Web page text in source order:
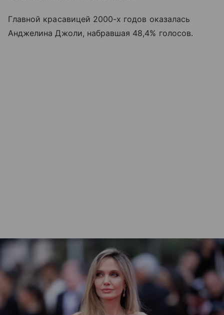
Главной красавицей 2000-х годов оказалась
Анджелина Джоли, набравшая 48,4% голосов.